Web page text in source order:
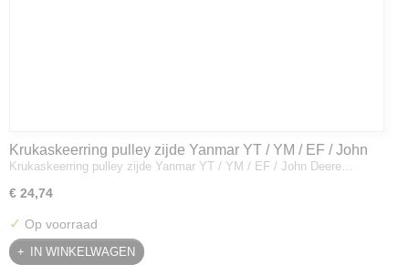
Krukaskeerring pulley zijde Yanmar YT / YM / EF / John
Deere - 119934-01800
Krukaskeerring pulley zijde Yanmar YT / YM / EF / John Deere…
€ 24,74
✓ Op voorraad
IN WINKELWAGEN